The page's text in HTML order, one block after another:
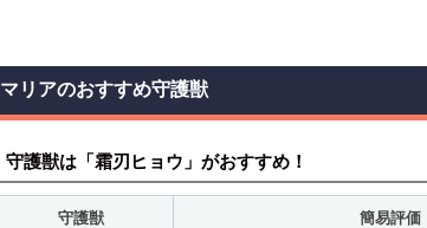
マリアのおすすめ守護獣
守護獣は「霜刃ヒョウ」がおすすめ！
守護獣 簡易評価